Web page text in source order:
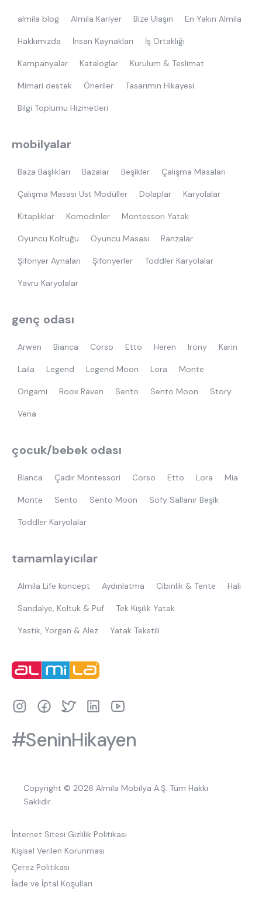
En çok ziyaret edilenler
tek kişilik yatak gamer
çocuk odası
almila blog Almila Kariyer Bize Ulaşın En Yakın Almila
Hakkımızda İnsan Kaynakları İş Ortaklığı
Kampanyalar Kataloglar Kurulum & Teslimat
Mimari destek Öneriler Tasarımın Hikayesi
Bilgi Toplumu Hizmetleri
mobilyalar
Baza Başlıkları Bazalar Beşikler Çalışma Masaları
Çalışma Masası Üst Modüller Dolaplar Karyolalar
Kitaplıklar Komodinler Montessori Yatak
Oyuncu Koltuğu Oyuncu Masası Ranzalar
Şifonyer Aynaları Şifonyerler Toddler Karyolalar
Yavru Karyolalar
genç odası
Arwen Bianca Corso Etto Heren Irony Karin
Laila Legend Legend Moon Lora Monte
Origami Roox Raven Sento Sento Moon Story
Vena
çocuk/bebek odası
Bianca Çadır Montessori Corso Etto Lora Mia
Monte Sento Sento Moon Sofy Sallanır Beşik
Toddler Karyolalar
tamamlayıcılar
Almila Life koncept Aydınlatma Cibinlik & Tente Halı
Sandalye, Koltuk & Puf Tek Kişilik Yatak
Yastık, Yorgan & Alez Yatak Tekstili
#SeninHikayen
Copyright © 2026 Almila Mobilya A.Ş. Tüm Hakkı
Saklıdır.
İnternet Sitesi Gizlilik Politikası
Kişisel Verilen Korunması
Çerez Politikası
İade ve İptal Koşulları